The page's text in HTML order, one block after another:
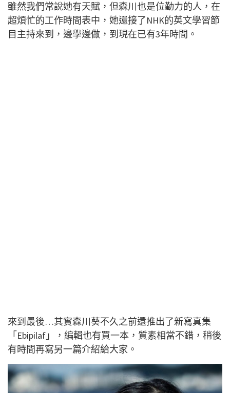
雖然我們常說她有天賦，但森川也是位勤力的人，在
超煩忙的工作時間表中，她還接了NHK的英文學習節
目主持來到，邊學邊做，到現在已有3年時間。
來到最後…其實森川葵不久之前還推出了新寫真集
「Ebipilaf」，編輯也有買一本，質素相當不錯，稍後
有時間再寫另一篇介紹給大家。